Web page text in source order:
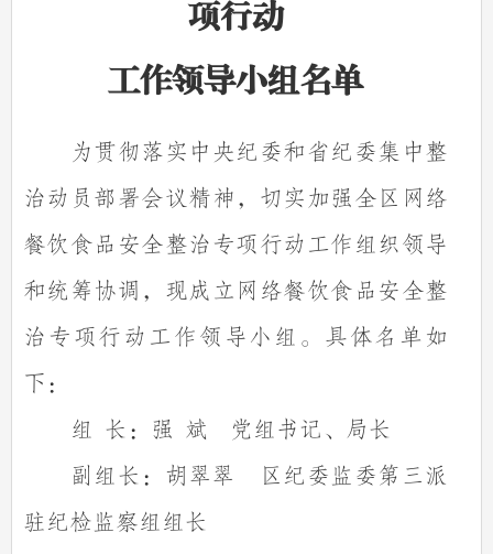
项行动
工作领导小组名单
为贯彻落实中央纪委和省纪委集中整
治动员部署会议精神，切实加强全区网络
餐饮食品安全整治专项行动工作组织领导
和统筹协调，现成立网络餐饮食品安全整
治专项行动工作领导小组。具体名单如
下：
组 长：强 斌
党组书记、局长
副组长：胡翠翠
区纪委监委第三派
驻纪检监察组组长